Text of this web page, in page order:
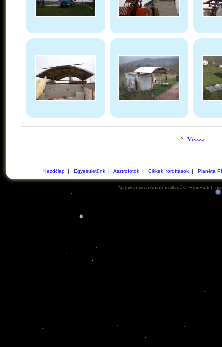
Vissza
Kezdőlap| Egyesületünk| Asztrofotók| Cikkek, fordítások| Planéta
Nagykanizsai Amatőrcsillagász Egyesület,